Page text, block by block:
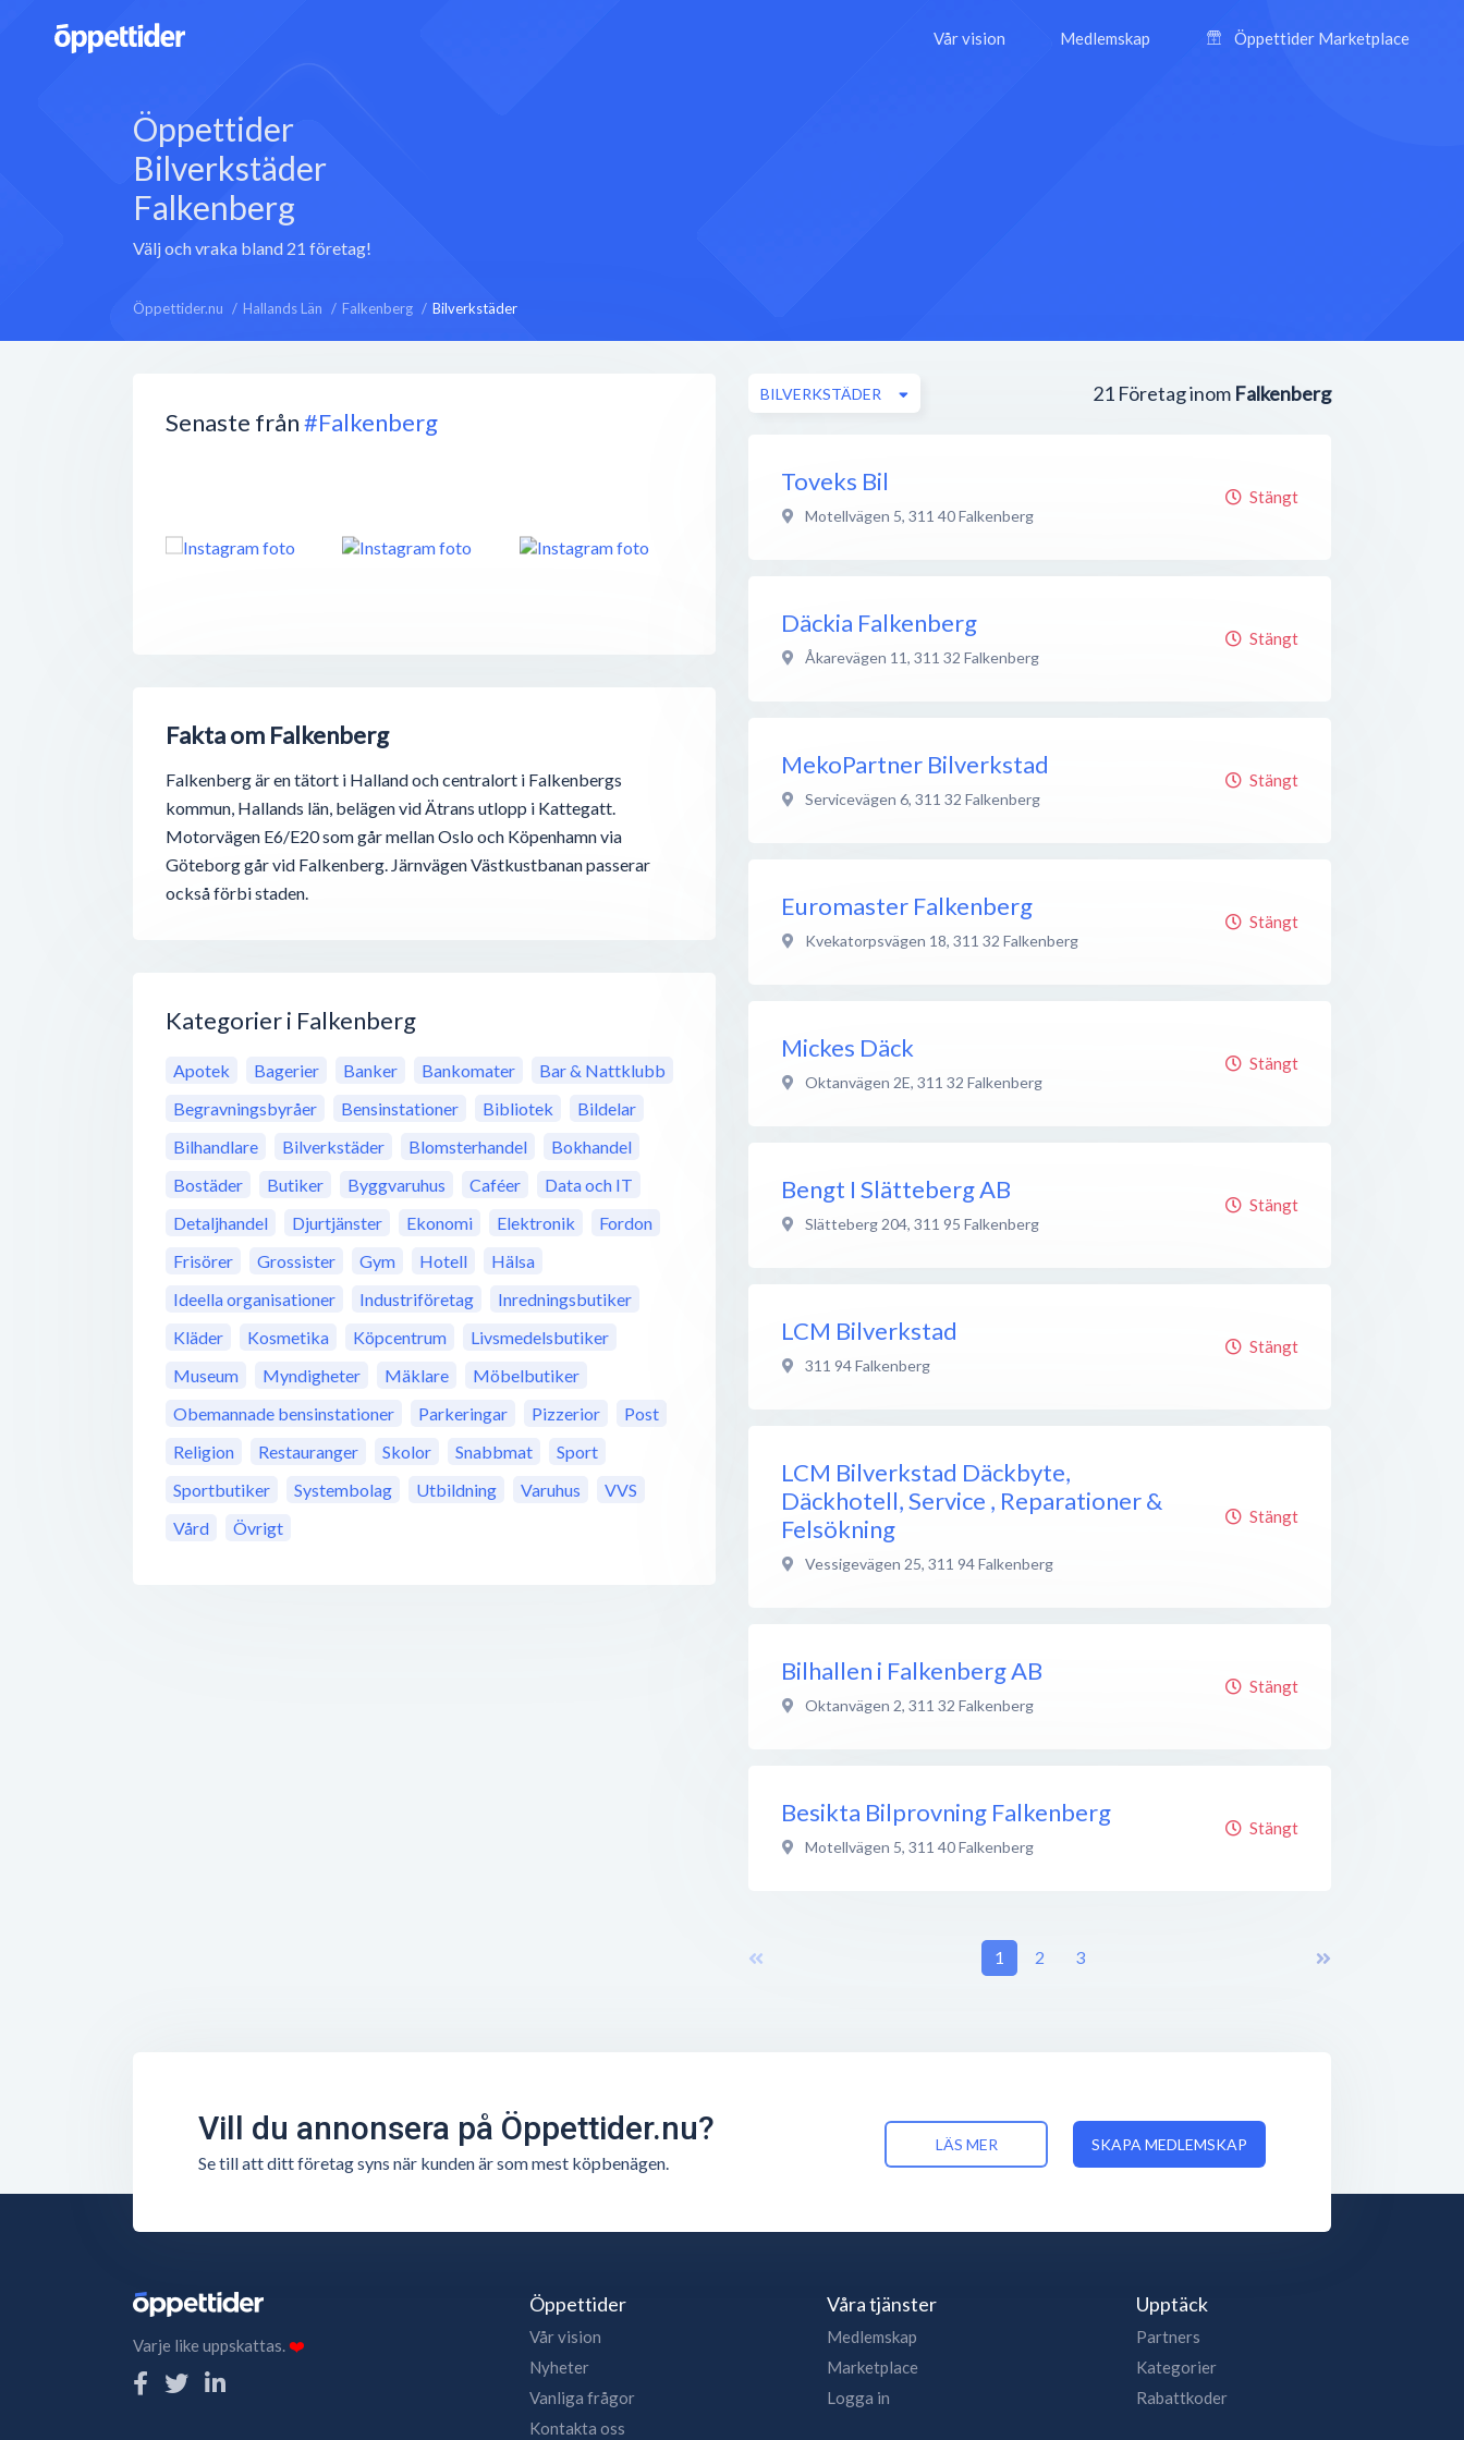
Vår vision Medlemskap Öppettider Marketplace
Öppettider
Bilverkstäder
Falkenberg
Välj och vraka bland 21 företag!
Öppettider.nu Hallands Län Falkenberg Bilverkstäder
Senaste från#Falkenberg
Fakta om Falkenberg
Falkenberg är en tätort i Halland och centralort i Falkenbergs
kommun, Hallands län, belägen vid Ätrans utlopp i Kattegatt.
Motorvägen E6/E20 som går mellan Oslo och Köpenhamn via
Göteborg går vid Falkenberg. Järnvägen Västkustbanan passerar
också förbi staden.
Kategorier i Falkenberg
Apotek Bagerier Banker Bankomater
Bar & Nattklubb
Begravningsbyråer
Bensinstationer Bibliotek
Bildelar
Bilhandlare
Bilverkstäder Blomsterhandel
Bokhandel
Bostäder
Butiker Byggvaruhus Caféer
Data och IT
Detaljhandel
Djurtjänster Ekonomi Elektronik
Fordon
Frisörer
Grossister Gym Hotell
Hälsa
Ideella organisationer
Industriföretag
Inredningsbutiker
Kläder
Kosmetika Köpcentrum
Livsmedelsbutiker
Museum
Myndigheter Mäklare
Möbelbutiker
Obemannade bensinstationer
Parkeringar Pizzerior
Post
Religion
Restauranger Skolor Snabbmat
Sport
Sportbutiker
Systembolag Utbildning Varuhus
VVS
Vård
Övrigt
21 Företag inom Falkenberg
BILVERKSTÄDER
Toveks Bil
Motellvägen 5, 311 40Falkenberg
Stängt
Däckia Falkenberg
Åkarevägen 11, 311 32 Falkenberg
Stängt
MekoPartner Bilverkstad
Servicevägen 6, 311 32 Falkenberg
Stängt
Euromaster Falkenberg
Kvekatorpsvägen 18, 311 32 Falkenberg
Stängt
Mickes Däck
Oktanvägen 2E, 311 32 Falkenberg
Stängt
Bengt I Slätteberg AB
Slätteberg 204, 311 95 Falkenberg
Stängt
LCM Bilverkstad
311 94Falkenberg
Stängt
LCM Bilverkstad Däckbyte,
Däckhotell, Service , Reparationer &
Felsökning
Vessigevägen 25, 311 94Falkenberg
Stängt
Bilhallen i Falkenberg AB
Oktanvägen 2, 311 32 Falkenberg
Stängt
Besikta Bilprovning Falkenberg
Motellvägen 5, 311 40Falkenberg
Stängt
1 2 3
Vill du annonsera på Öppettider.nu?
Se till att ditt företag syns när kunden är som mest köpbenägen.
LÄS MER SKAPA MEDLEMSKAP
Varje like uppskattas.❤️
Öppettider
Vår vision
Nyheter
Vanliga frågor
Kontakta oss
Våra tjänster
Medlemskap
Marketplace
Logga in
Upptäck
Partners
Kategorier
Rabattkoder